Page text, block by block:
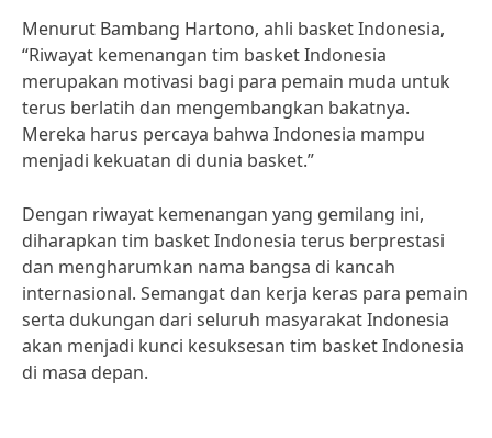
Menurut Bambang Hartono, ahli basket Indonesia,
“Riwayat kemenangan tim basket Indonesia
merupakan motivasi bagi para pemain muda untuk
terus berlatih dan mengembangkan bakatnya.
Mereka harus percaya bahwa Indonesia mampu
menjadi kekuatan di dunia basket.”
Dengan riwayat kemenangan yang gemilang ini,
diharapkan tim basket Indonesia terus berprestasi
dan mengharumkan nama bangsa di kancah
internasional. Semangat dan kerja keras para pemain
serta dukungan dari seluruh masyarakat Indonesia
akan menjadi kunci kesuksesan tim basket Indonesia
di masa depan.